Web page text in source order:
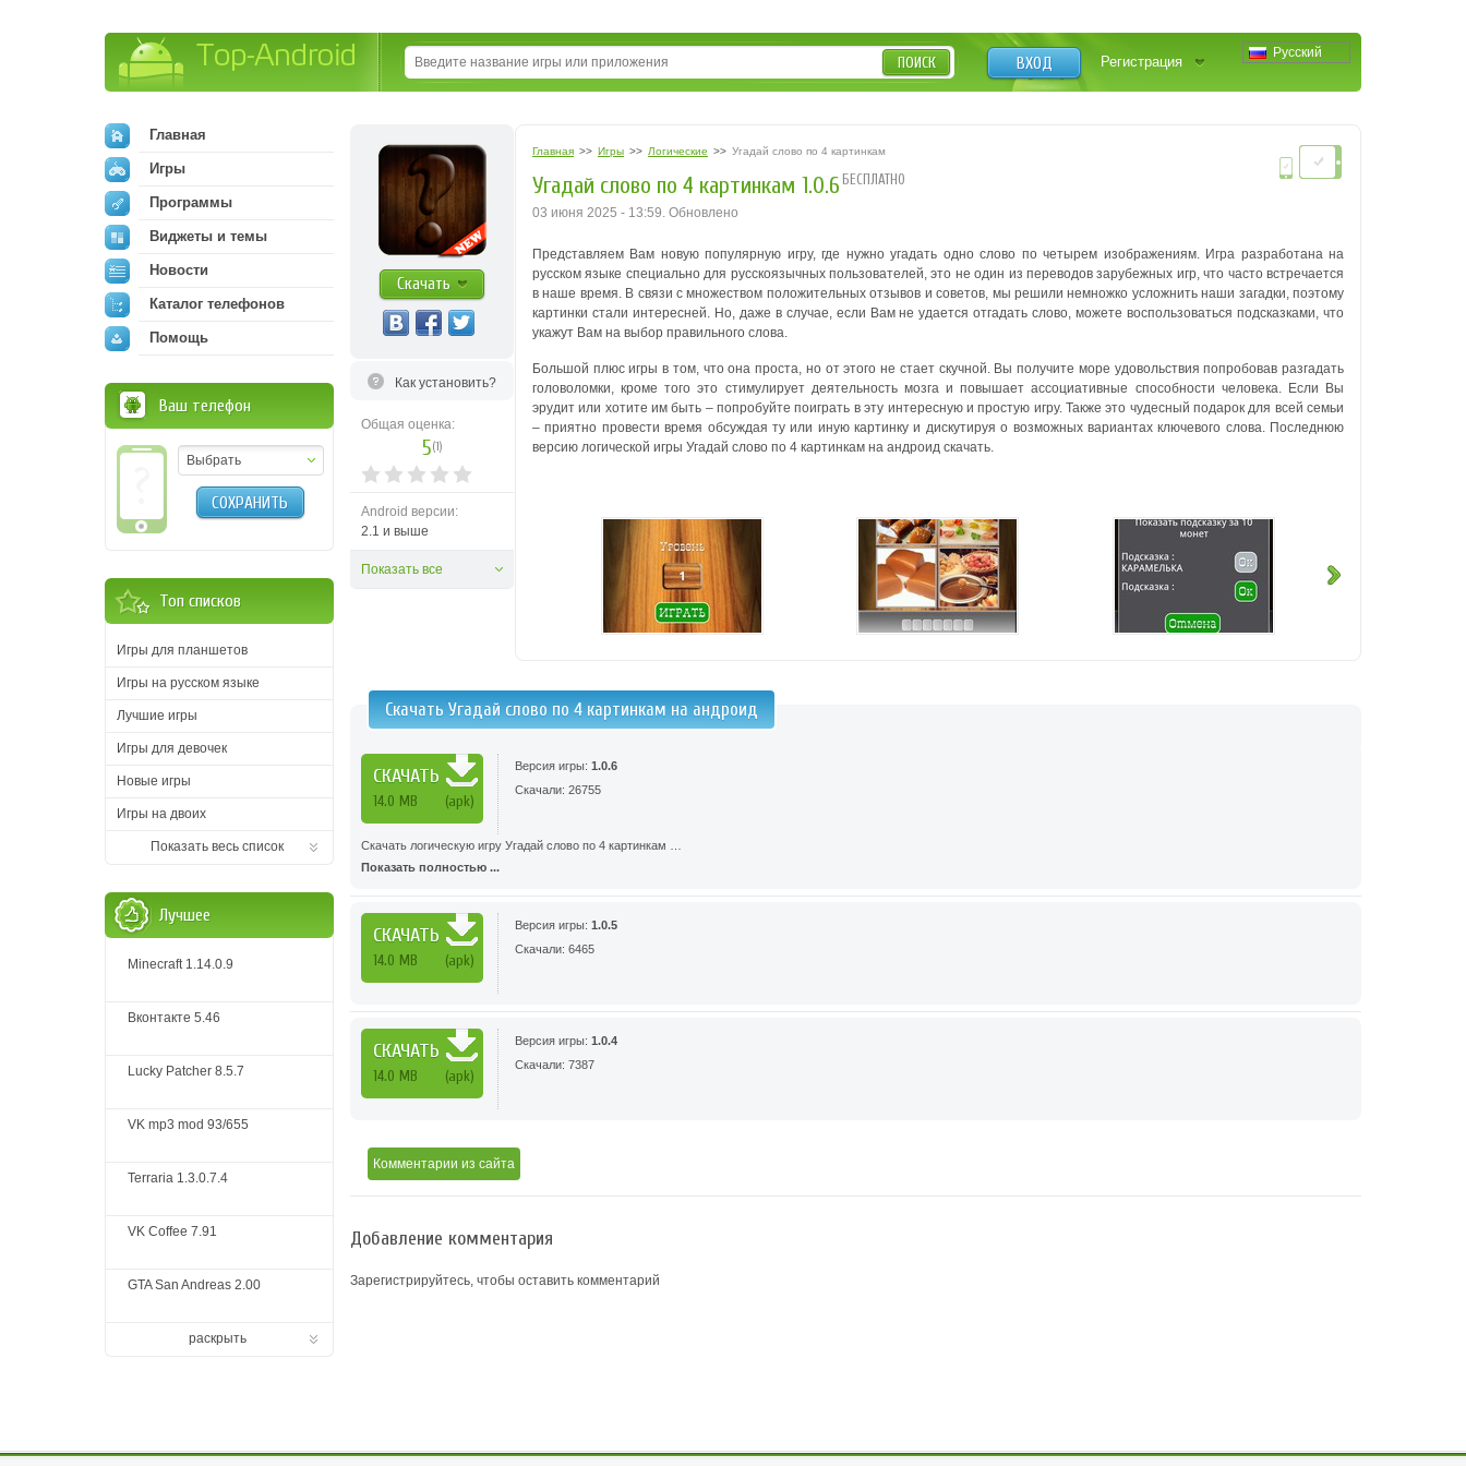
Русский
ВХОД Регистрация
ПОИСК
Скачать
Как установить?
Общая оценка:
5(1)
Android версии:
2.1 и выше
Показать все
Главная >> Игры >> Логические >> Угадай слово по 4 картинкам
Угадай слово по 4 картинкам 1.0.6 БЕСПЛАТНО
03 июня 2025 - 13:59. Обновлено
Представляем Вам новую популярную игру, где нужно угадать одно слово по четырем изображениям. Игра разработана на
русском языке специально для русскоязычных пользователей, это не один из переводов зарубежных игр, что часто встречается
в наше время. В связи с множеством положительных отзывов и советов, мы решили немножко усложнить наши загадки, поэтому
картинки стали интересней. Но, даже в случае, если Вам не удается отгадать слово, можете воспользоваться подсказками, что
укажут Вам на выбор правильного слова.
Большой плюс игры в том, что она проста, но от этого не стает скучной. Вы получите море удовольствия попробовав разгадать
головоломки, кроме того это стимулирует деятельность мозга и повышает ассоциативные способности человека. Если Вы
эрудит или хотите им быть – попробуйте поиграть в эту интересную и простую игру. Также это чудесный подарок для всей семьи
– приятно провести время обсуждая ту или иную картинку и дискутируя о возможных вариантах ключевого слова. Последнюю
версию логической игры Угадай слово по 4 картинкам на андроид скачать.
Скачать Угадай слово по 4 картинкам на андроид
СКАЧАТЬ
14.0 MB (apk)
Версия игры: 1.0.6
Скачали: 26755
Скачать логическую игру Угадай слово по 4 картинкам …
Показать полностью ...
СКАЧАТЬ
14.0 MB (apk)
Версия игры: 1.0.5
Скачали: 6465
СКАЧАТЬ
14.0 MB (apk)
Версия игры: 1.0.4
Скачали: 7387
Комментарии из сайта
Добавление комментария
Зарегистрируйтесь, чтобы оставить комментарий
Главная
Игры
Программы
Виджеты и темы
Новости
Каталог телефонов
Помощь
Ваш телефон
Выбрать
СОХРАНИТЬ
Топ списков
Игры для планшетов
Игры на русском языке
Лучшие игры
Игры для девочек
Новые игры
Игры на двоих
Показать весь список
Лучшее
Minecraft 1.14.0.9
Вконтакте 5.46
Lucky Patcher 8.5.7
VK mp3 mod 93/655
Terraria 1.3.0.7.4
VK Coffee 7.91
GTA San Andreas 2.00
раскрыть